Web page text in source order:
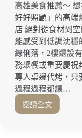
高
質
感
料
理！
高
雄
美
術
館
美
高雄美食推薦～
好好照顧」的高端
店 絕對從食材到
能感受到低調沈穩
線俐落，2樓還設
務聚餐或重要慶祝
專人桌邊代烤，只
過程過程都讓…
閱讀全文
每